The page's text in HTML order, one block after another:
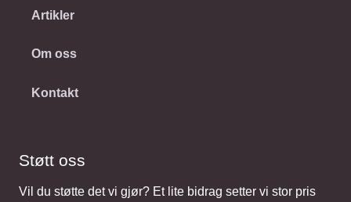
Artikler
Om oss
Kontakt
Støtt oss
Vil du støtte det vi gjør? Et lite bidrag setter vi stor pris